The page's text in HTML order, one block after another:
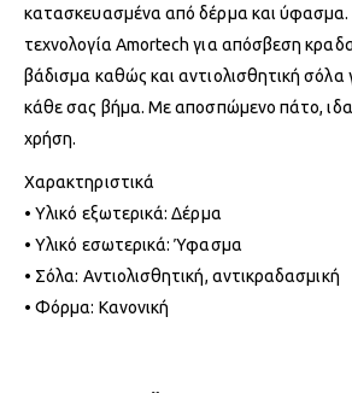
κατασκευασμένα από δέρμα και ύφασμα.
τεχνολογία Amortech για απόσβεση
βάδισμα καθώς και αντιολισθητική σόλα
κάθε σας βήμα. Με αποσπώμενο πάτο,
χρήση.
Χαρακτηριστικά
• Υλικό εξωτερικά: Δέρμα
• Υλικό εσωτερικά: Ύφασμα
• Σόλα: Αντιολισθητική, αντικραδασμική
• Φόρμα: Κανονική